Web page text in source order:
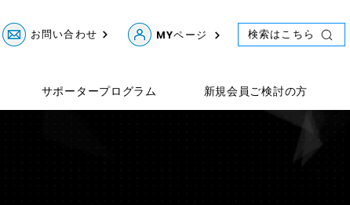
お問い合わせ MYページ 検索はこちら
サポータープログラム 新規会員ご検討の方